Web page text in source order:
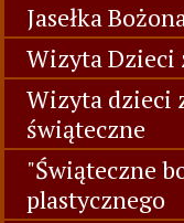
Jasełka
Wizyta Dzieci
Wizyta dzieci
świąteczne
"Świąteczne
plastycznego